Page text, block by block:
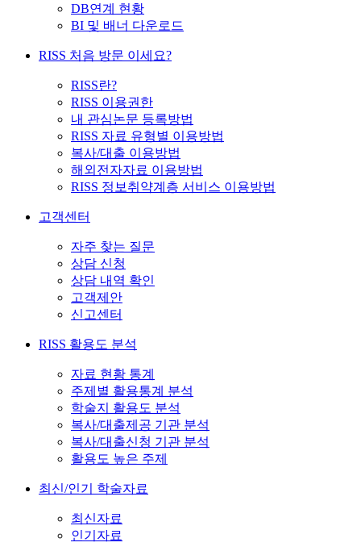
DB연계 현황
BI 및 배너 다운로드
RISS 처음 방문 이세요?
RISS란?
RISS 이용권한
내 관심논문 등록방법
RISS 자료 유형별 이용방법
복사/대출 이용방법
해외전자자료 이용방법
RISS 정보취약계층 서비스 이용방법
고객센터
자주 찾는 질문
상담 신청
상담 내역 확인
고객제안
신고센터
RISS 활용도 분석
자료 현황 통계
주제별 활용통계 분석
학술지 활용도 분석
복사/대출제공 기관 분석
복사/대출신청 기관 분석
활용도 높은 주제
최신/인기 학술자료
최신자료
인기자료